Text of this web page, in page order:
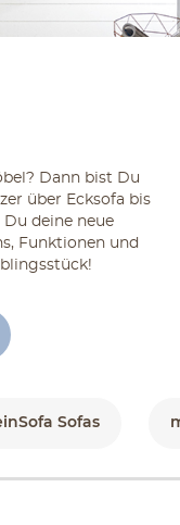
Dann bist Du
über Ecksofa bis
deine neue
Funktionen und
Sofas